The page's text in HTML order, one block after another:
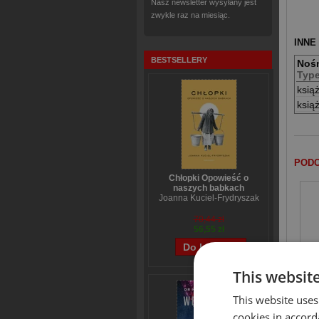
Nasz newsletter wysyłany jest
zwykle raz na miesiąc.
BESTSELLERY
Chłopki Opowieść o
naszych babkach
Joanna Kuciel-Frydryszak
70,44 zł
56,55 zł
Type
This
This website